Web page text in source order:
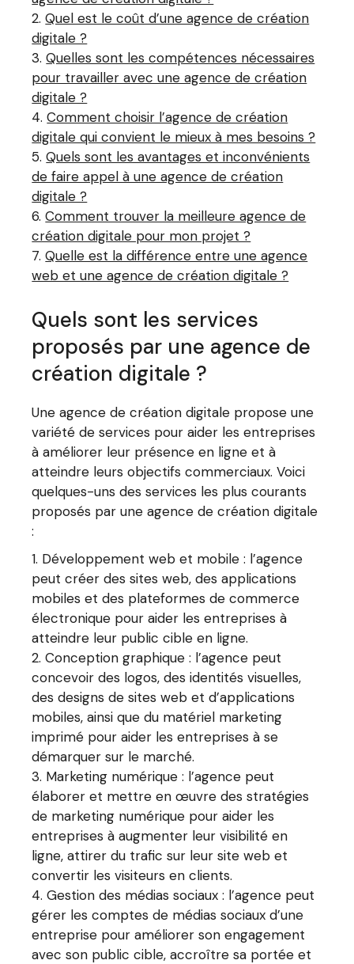
Quel est le coût d’une agence de création
digitale ?
Quelles sont les compétences nécessaires
pour travailler avec une agence de création
digitale ?
Comment choisir l’agence de création
digitale qui convient le mieux à mes besoins ?
Quels sont les avantages et inconvénients
de faire appel à une agence de création
digitale ?
Comment trouver la meilleure agence de
création digitale pour mon projet ?
Quelle est la différence entre une agence
web et une agence de création digitale ?
Quels sont les services
proposés par une agence de
création digitale ?
Une agence de création digitale propose une
variété de services pour aider les entreprises
à améliorer leur présence en ligne et à
atteindre leurs objectifs commerciaux. Voici
quelques-uns des services les plus courants
proposés par une agence de création digitale
:
Développement web et mobile : l’agence
peut créer des sites web, des applications
mobiles et des plateformes de commerce
électronique pour aider les entreprises à
atteindre leur public cible en ligne.
Conception graphique : l’agence peut
concevoir des logos, des identités visuelles,
des designs de sites web et d’applications
mobiles, ainsi que du matériel marketing
imprimé pour aider les entreprises à se
démarquer sur le marché.
Marketing numérique : l’agence peut
élaborer et mettre en œuvre des stratégies
de marketing numérique pour aider les
entreprises à augmenter leur visibilité en
ligne, attirer du trafic sur leur site web et
convertir les visiteurs en clients.
Gestion des médias sociaux : l’agence peut
gérer les comptes de médias sociaux d’une
entreprise pour améliorer son engagement
avec son public cible, accroître sa portée et